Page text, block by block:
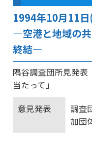
1994年10月11
―空港と地域の
終結―
隅谷調査団所見発表
当たって」
意見発表
調査
加団